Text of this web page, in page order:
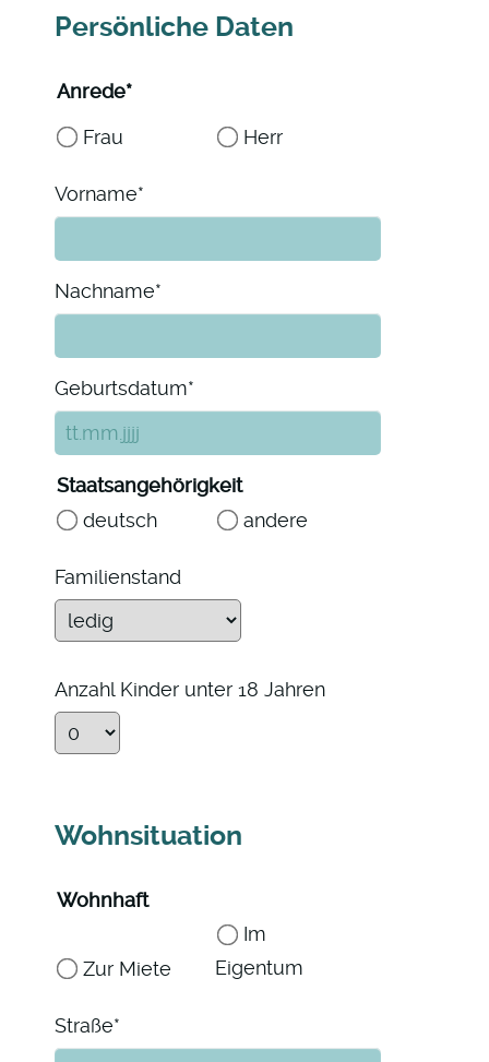
Persönliche Daten
Pflichtfeld
Anrede*
Frau
Herr
Pflichtfeld
Vorname*
Pflichtfeld
Nachname*
Pflichtfeld
Geburtsdatum*
Staatsangehörigkeit
deutsch
andere
Familienstand
Anzahl Kinder unter 18 Jahren
Wohnsituation
Wohnhaft
Zur Miete
Im
Eigentum
Pflichtfeld
Straße*